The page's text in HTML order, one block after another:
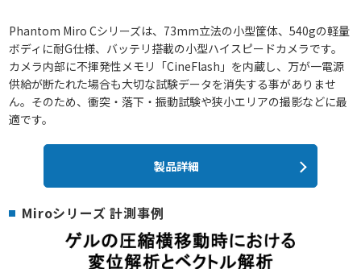
Phantom Miro Cシリーズは、73mm立法の小型筐体、540gの軽量
ボディに耐G仕様、バッテリ搭載の小型ハイスピードカメラです。
カメラ内部に不揮発性メモリ「CineFlash」を内蔵し、万が一電源
供給が断たれた場合も大切な試験データを消失する事がありませ
ん。そのため、衝突・落下・振動試験や狭小エリアの撮影などに最
適です。
製品詳細
Miroシリーズ 計測事例